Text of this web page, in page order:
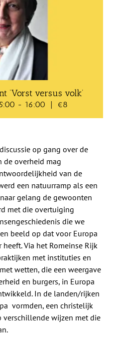
‘Vorst versus volk’
- 16:00 €8
op gang over de
de overheid mag
van de
een natuurramp als een
gelang de gewoonten
met die overtuiging
die we
beeld op dat voor Europa
Via het Romeinse Rijk
met instituties en
wetten, die een weergave
en burgers, in Europa
In de landen/rijken
vormden, een christelijk
verschillende wijzen met die